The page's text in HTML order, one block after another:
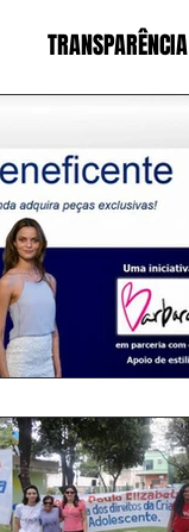
TRANSPARÊNCIA